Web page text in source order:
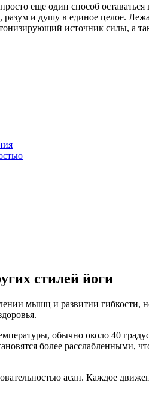
еще один способ
и душу в единое целое.
источник силы, а
стилей йоги
мышц и развитии
обычно около 40
более расслабленными,
асан. Каждое